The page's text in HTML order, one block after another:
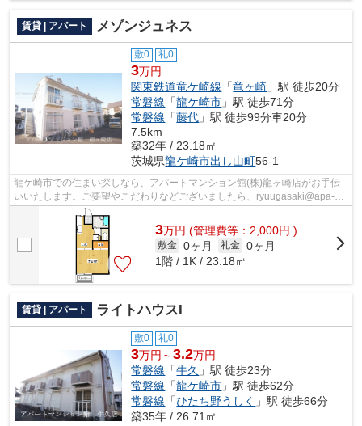
賃貸 | アパート メゾンジュネス
敷0 礼0
3万円
関東鉄道竜ケ崎線 「竜ヶ崎 」駅 徒歩20分
常磐線 「龍ケ崎市 」駅 徒歩71分
常磐線 「藤代 」駅 徒歩99分車20分
7.5km
築32年 / 23.18㎡
茨城県龍ケ崎市出し山町56-1
龍ケ崎市での住まい探しなら、アパートマンション館(株)龍ヶ崎店がお手伝
いいたします。ご要望やこだわりなどございましたら、ryuugasaki@apa-
to.co.jpにてお申し付け下さい。お部屋探...
3万円 (管理費等：2,000円 )
敷金 0ヶ月 礼金 0ヶ月
1階 / 1K / 23.18㎡
賃貸 | アパート ライトハウスI
敷0 礼0
3万円～3.2万円
常磐線 「牛久 」駅 徒歩23分
常磐線 「龍ケ崎市 」駅 徒歩62分
常磐線 「ひたち野うしく
」駅 徒歩66分
築35年 / 26.71㎡